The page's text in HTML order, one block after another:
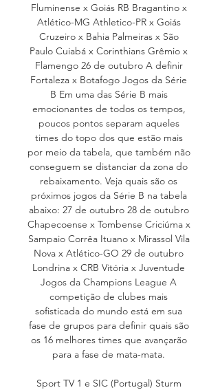
Fluminense x Goiás RB Bragantino x
Atlético-MG Athletico-PR x Goiás
Cruzeiro x Bahia Palmeiras x São
Paulo Cuiabá x Corinthians Grêmio x
Flamengo 26 de outubro A definir
Fortaleza x Botafogo Jogos da Série
B Em uma das Série B mais
emocionantes de todos os tempos,
poucos pontos separam aqueles
times do topo dos que estão mais
por meio da tabela, que também não
conseguem se distanciar da zona do
rebaixamento. Veja quais são os
próximos jogos da Série B na tabela
abaixo: 27 de outubro 28 de outubro
Chapecoense x Tombense Criciúma x
Sampaio Corrêa Ituano x Mirassol Vila
Nova x Atlético-GO 29 de outubro
Londrina x CRB Vitória x Juventude
Jogos da Champions League A
competição de clubes mais
sofisticada do mundo está em sua
fase de grupos para definir quais são
os 16 melhores times que avançarão
para a fase de mata-mata.
Sport TV 1 e SIC (Portugal) Sturm